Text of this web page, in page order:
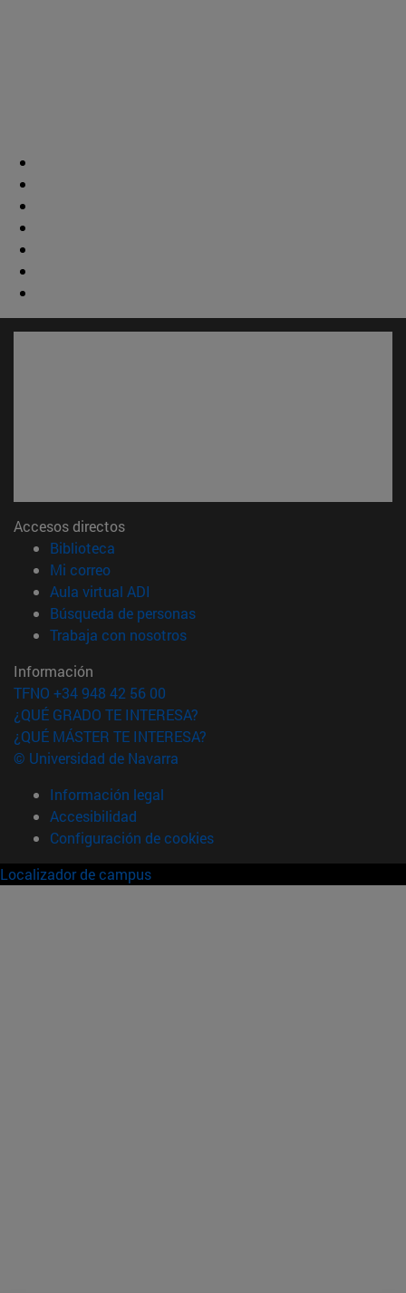
Accesos directos
Biblioteca
Mi correo(abre en nueva ventana)
Aula virtual ADI
Búsqueda de personas(abre en nueva ventana)
Trabaja con nosotros(abre en nueva ventana)
Información
TFNO +34 948 42 56 00
¿QUÉ GRADO TE INTERESA?
¿QUÉ MÁSTER TE INTERESA?
© Universidad de Navarra
Información legal
Accesibilidad
Configuración de cookies
Localizador de campus